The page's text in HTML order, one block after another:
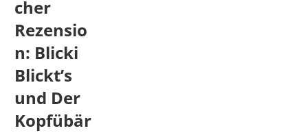
cher
Rezensio
n: Blicki
Blickt’s
und Der
Kopfübär